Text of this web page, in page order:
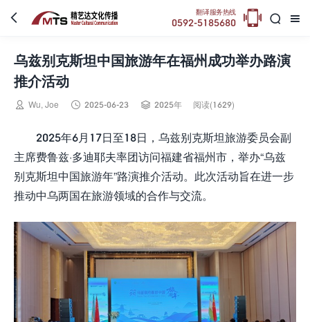
 

翻译服务热线
0592-5185680 
乌兹别克斯坦中国旅游年在福州成功举办路演
推介活动
 Wu, Joe  2025-06-23  2025年 阅读(1629)
2025年6月17日至18日，乌兹别克斯坦旅游委员会副
主席费鲁兹·多迪耶夫率团访问福建省福州市，举办“乌兹
别克斯坦中国旅游年”路演推介活动。此次活动旨在进一步
推动中乌两国在旅游领域的合作与交流。